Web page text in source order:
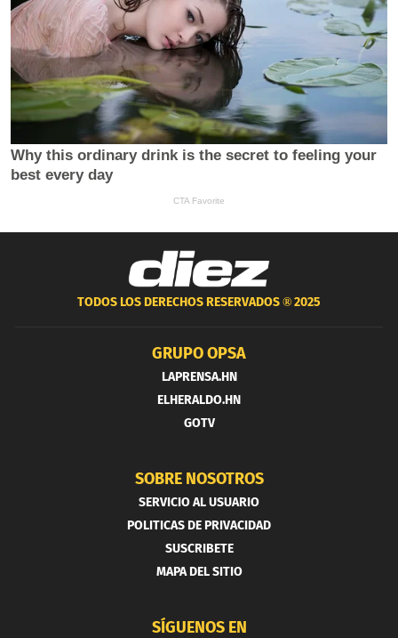
TODOS LOS DERECHOS RESERVADOS ®2025
GRUPO OPSA
LAPRENSA.HN
ELHERALDO.HN
GOTV
SOBRE NOSOTROS
SERVICIO AL USUARIO
POLITICAS DE PRIVACIDAD
SUSCRIBETE
MAPA DEL SITIO
SÍGUENOS EN